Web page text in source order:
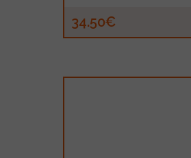
34.50€